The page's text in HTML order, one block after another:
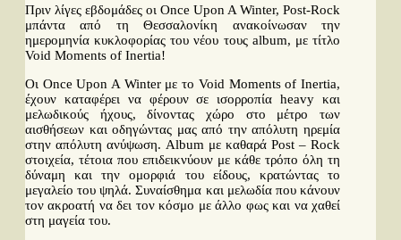
Μουσικοί
Διάφοροι
Νέα
Στήλες
Polls
Small Talk
Blog
Πριν λίγες εβδομάδες οι Once Upon A Winter, Post-Rock
μπάντα από τη Θεσσαλονίκη ανακοίνωσαν την
ημερομηνία κυκλοφορίας του νέου τους album, με τίτλο
Void Moments of Inertia!
Οι Once Upon A Winter με το Void Moments of Inertia,
έχουν καταφέρει να φέρουν σε ισορροπία heavy και
μελωδικούς ήχους, δίνοντας χώρο στο μέτρο των
αισθήσεων και οδηγώντας μας από την απόλυτη ηρεμία
στην απόλυτη ανύψωση. Album με καθαρά Post – Rock
στοιχεία, τέτοια που επιδεικνύουν με κάθε τρόπο όλη τη
δύναμη και την ομορφιά του είδους, κρατώντας το
μεγαλείο του ψηλά. Συναίσθημα και μελωδία που κάνουν
τον ακροατή να δει τον κόσμο με άλλο φως και να χαθεί
στη μαγεία του.